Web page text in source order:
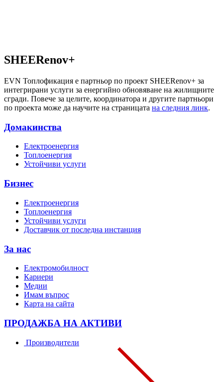
SHEERenov+
EVN Топлофикация е партньор по проект SHEERenov+ за
интегрирани услуги за енергийно обновяване на жилищните
сгради. Повече за целите, координатора и другите партньори
по проекта може да научите на страницата на следния линк.
Домакинства
Електроенергия
Топлоенергия
Устойчиви услуги
Бизнес
Електроенергия
Топлоенергия
Устойчиви услуги
Доставчик от последна инстанция
За нас
Електромобилност
Кариери
Медии
Имам въпрос
Карта на сайта
ПРОДАЖБА НА АКТИВИ
Производители